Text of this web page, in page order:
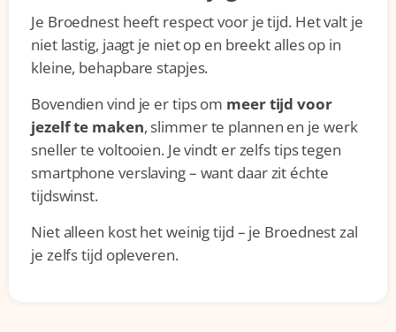
Je Broednest heeft respect voor je tijd. Het valt je
niet lastig, jaagt je niet op en breekt alles op in
kleine, behapbare stapjes.
Bovendien vind je er tips om meer tijd voor
jezelf te maken, slimmer te plannen en je werk
sneller te voltooien. Je vindt er zelfs tips tegen
smartphone verslaving – want daar zit échte
tijdswinst.
Niet alleen kost het weinig tijd – je Broednest zal
je zelfs tijd opleveren.